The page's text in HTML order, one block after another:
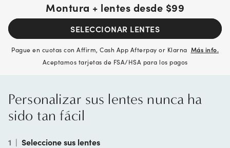
Montura + lentes desde $99
SELECCIONAR LENTES
Pague en cuotas con Affirm, Cash App Afterpay or Klarna Más info.
Aceptamos tarjetas de FSA/HSA para los pagos
Personalizar sus lentes nunca ha
sido tan fácil
1 | Seleccione sus lentes